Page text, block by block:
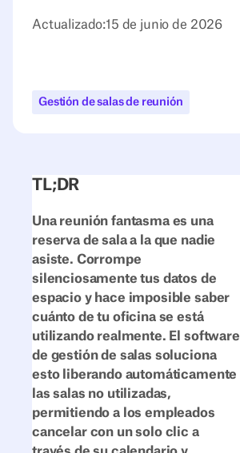
Actualizado:15 de junio de 2026
Gestión de salas de reunión
TL;DR
Una reunión fantasma es una
reserva de sala a la que nadie
asiste. Corrompe
silenciosamente tus datos de
espacio y hace imposible saber
cuánto de tu oficina se está
utilizando realmente. El software
de gestión de salas soluciona
esto liberando automáticamente
las salas no utilizadas,
permitiendo a los empleados
cancelar con un solo clic a